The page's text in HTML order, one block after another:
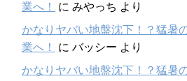
業へ！
に みやっち より
かなりヤバい地盤沈下！？猛暑
業へ！
に バッシー より
かなりヤバい地盤沈下！？猛暑